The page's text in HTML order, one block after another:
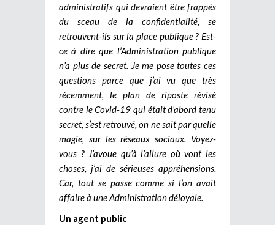
administratifs qui devraient être frappés
du sceau de la confidentialité, se
retrouvent-ils sur la place publique ? Est-
ce à dire que l’Administration publique
n’a plus de secret. Je me pose toutes ces
questions parce que j’ai vu que très
récemment, le plan de riposte révisé
contre le Covid-19 qui était d’abord tenu
secret, s’est retrouvé, on ne sait par quelle
magie, sur les réseaux sociaux. Voyez-
vous ? J’avoue qu’à l’allure où vont les
choses, j’ai de sérieuses appréhensions.
Car, tout se passe comme si l’on avait
affaire à une Administration déloyale.
Un agent public